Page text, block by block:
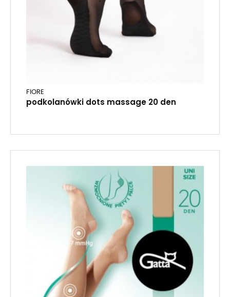
FIORE
podkolanówki dots massage 20 den